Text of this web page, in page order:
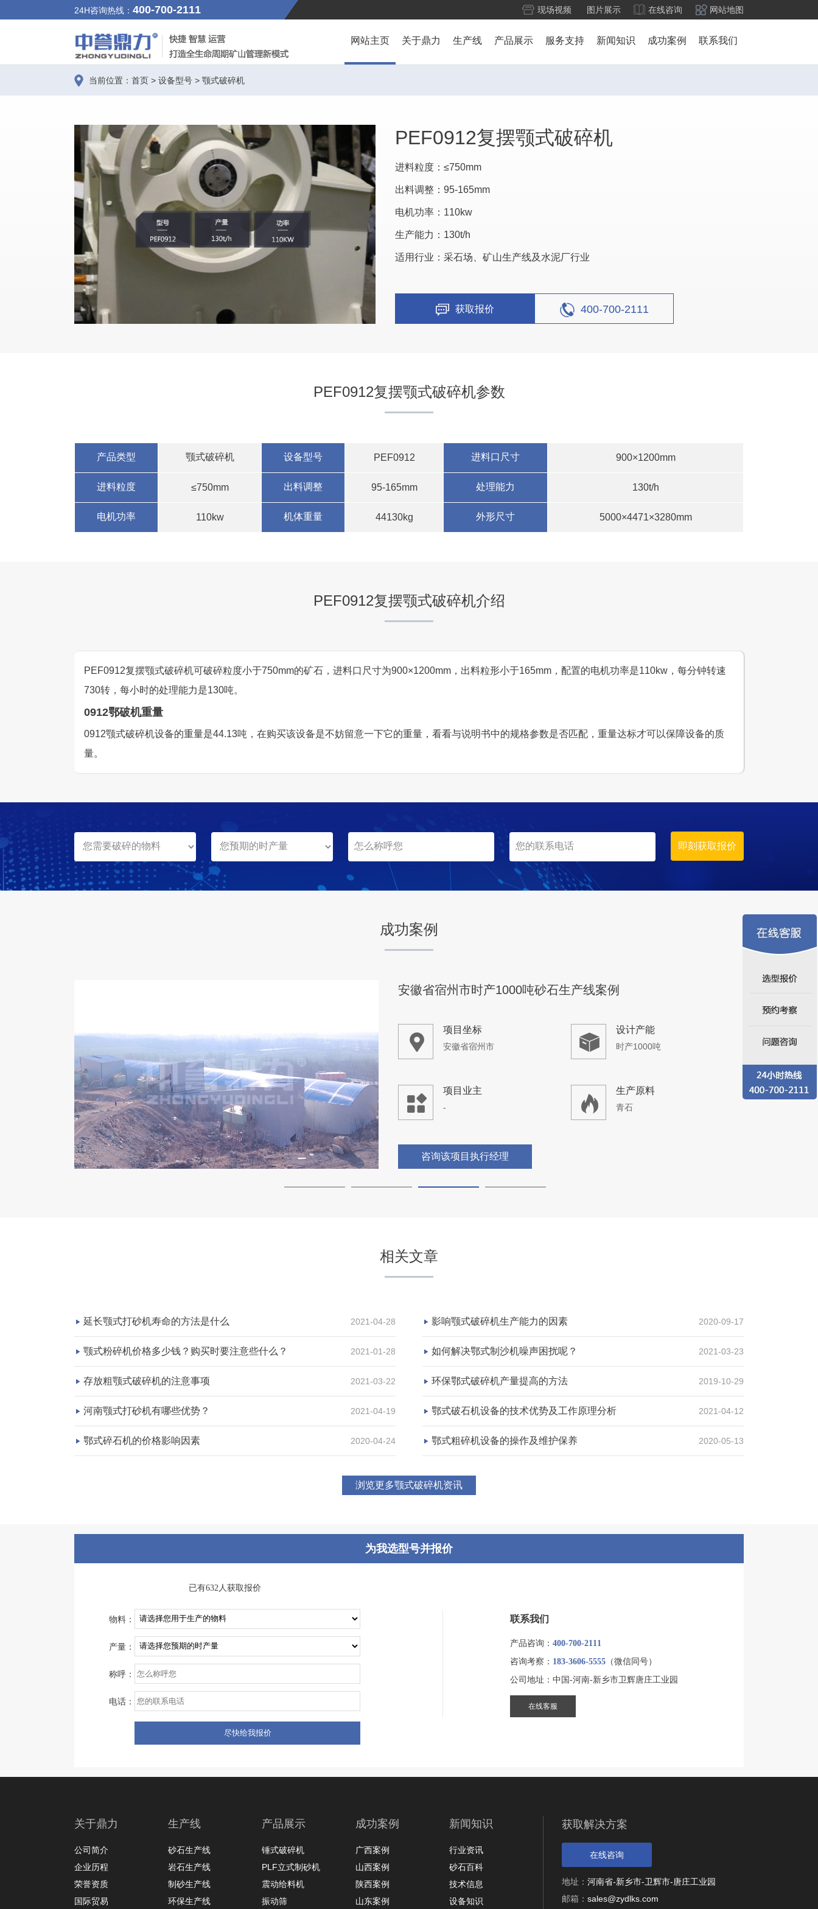
24H咨询热线： 400-700-2111 现场视频 图片展示 在线咨询 网站地图
网站主页 关于鼎力 生产线 产品展示 服务支持 新闻知识 成功案例 联系我们
当前位置： 首页 > 设备型号 > 颚式破碎机
PEF0912复摆颚式破碎机
进料粒度：≤750mm
出料调整：95-165mm
电机功率：110kw
生产能力：130t/h
适用行业：采石场、矿山生产线及水泥厂行业
获取报价 400-700-2111
PEF0912复摆颚式破碎机参数
产品类型 颚式破碎机 设备型号 PEF0912 进料口尺寸 900×1200mm
进料粒度 ≤750mm 出料调整 95-165mm 处理能力 130t/h
电机功率 110kw 机体重量 44130kg 外形尺寸 5000×4471×3280mm
PEF0912复摆颚式破碎机介绍
PEF0912复摆颚式破碎机可破碎粒度小于750mm的矿石，进料口尺寸为900×1200mm，出料粒形小于165mm，配置的电机功率是110kw，每分钟转速
730转，每小时的处理能力是130吨。
0912鄂破机重量
0912颚式破碎机设备的重量是44.13吨，在购买该设备是不妨留意一下它的重量，看看与说明书中的规格参数是否匹配，重量达标才可以保障设备的质
量。
成功案例
河北省武安市火焰山时产800吨砂石骨料生产线
湖南郴州 日产5000吨
安徽省宿州市 时产1000吨
- 青石
咨询该项目执行经理
-
咨询该项目执行经理
相关文章
延长颚式打砂机寿命的方法是什么 2021-04-28 影响颚式破碎机生产能力的因素 2020-09-17
颚式粉碎机价格多少钱？购买时要注意些什么？ 2021-01-28 如何解决鄂式制沙机噪声困扰呢？ 2021-03-23
存放粗颚式破碎机的注意事项 2021-03-22 环保鄂式破碎机产量提高的方法 2019-10-29
河南颚式打砂机有哪些优势？ 2021-04-19 鄂式破石机设备的技术优势及工作原理分析 2021-04-12
鄂式碎石机的价格影响因素 2020-04-24 鄂式粗碎机设备的操作及维护保养 2020-05-13
浏览更多颚式破碎机资讯
为我选型号并报价
已有632人获取报价
物料：
产量：
称呼：
电话：
联系我们
产品咨询： 400-700-2111
咨询考察： 183-3606-5555 （微信同号）
公司地址：中国-河南-新乡市卫辉唐庄工业园
在线客服
关于鼎力
公司简介
企业历程
荣誉资质
国际贸易
生产线
砂石生产线
岩石生产线
制砂生产线
环保生产线
产品展示
锤式破碎机
PLF立式制砂机
震动给料机
振动筛
成功案例
广西案例
山西案例
陕西案例
山东案例
新闻知识
行业资讯
砂石百科
技术信息
设备知识
获取解决方案
在线咨询
地址： 河南省-新乡市-卫辉市-唐庄工业园
邮箱： sales@zydlks.com